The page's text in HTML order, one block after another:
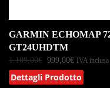
GARMIN ECHOMAP
GT24UHDTM
1.109,00€ 999,00€ IVA inclusa
Dettagli Prodotto